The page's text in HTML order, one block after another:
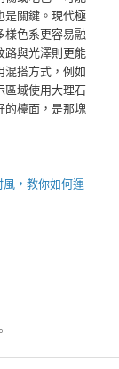
是關鍵。現代極
樣色系更容易融
路與光澤則更能
混搭方式，例如
區域使用大理石
的檯面，是那塊
，教你如何運
。